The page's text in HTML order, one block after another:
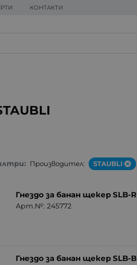
КОНТАКТИ
Производител: STAUBLI
Гнездо за банан щекер SLB-R
Арт.№: 245772
Гнездо за банан щекер SLB-B